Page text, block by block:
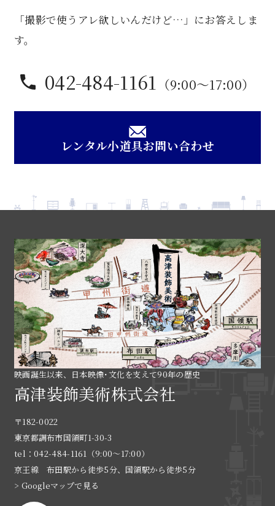
「撮影で使うアレ欲しいんだけど…」にお答えしま
す。
042-484-1161 （9:00〜17:00）
レンタル小道具お問い合わせ
映画誕生以来、日本映像･文化を支えて90年の歴史
高津装飾美術株式会社
〒182-0022
東京都調布市国領町1-30-3
tel：042-484-1161（9:00〜17:00）
京王線 布田駅から徒歩5分、国領駅から徒歩5分
> Googleマップで見る